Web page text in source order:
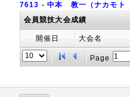
7613 - 中本 教一（ナカモ
会員競技大会成績
開催日 大会名
Page